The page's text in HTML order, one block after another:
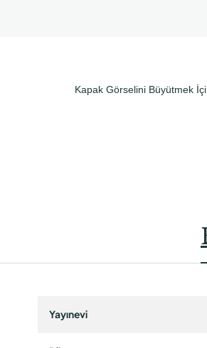
Kapak Görselini Büyütmek
Yayınevi